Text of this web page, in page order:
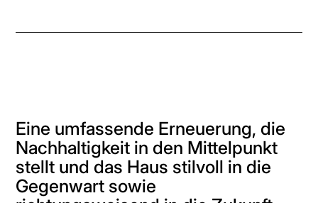
Eine umfassende Erneuerung, die
Nachhaltigkeit in den Mittelpunkt
stellt und das Haus stilvoll in die
Gegenwart sowie